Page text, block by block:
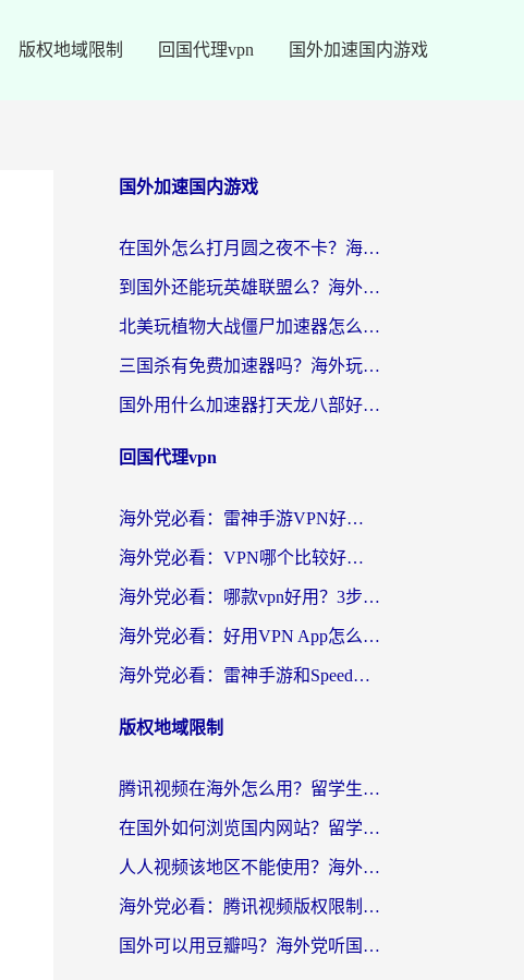
版权地域限制 回国代理vpn 国外加速国内游戏
国外加速国内游戏
在国外怎么打月圆之夜不卡？海外玩家国服游戏加速终极指南（附巴西英国游戏适配方案）
到国外还能玩英雄联盟么？海外玩家国服游戏畅玩终极指南
北美玩植物大战僵尸加速器怎么选？2026海外党必看的国服游戏加速指南
三国杀有免费加速器吗？海外玩家国服畅玩终极指南（附泰国南非专属解决方案）
国外用什么加速器打天龙八部好？2026海外玩家国服游戏加速全攻略
回国代理vpn
海外党必看：雷神手游VPN好用吗？和天速回国VPN对比哪个回国效果更好？附实用加速器选择指南
海外党必看：VPN哪个比较好用？3分钟找到适合你的回国加速方案
海外党必看：哪款vpn好用？3步选对回国加速器，无缝刷剧玩游戏
海外党必看：好用VPN App怎么选？3步教你无缝访问国内资源
海外党必看：雷神手游和SpeedCN好用吗？3招选对回国加速器无缝刷国内资源
版权地域限制
腾讯视频在海外怎么用？留学生亲测有效的回国加速器攻略
在国外如何浏览国内网站？留学生&海外华人的无缝访问指南
人人视频该地区不能使用？海外党追剧看片的终极解决方案来了
海外党必看：腾讯视频版权限制怎么破？3步让你轻松追剧
国外可以用豆瓣吗？海外党听国内音乐听书的实用指南